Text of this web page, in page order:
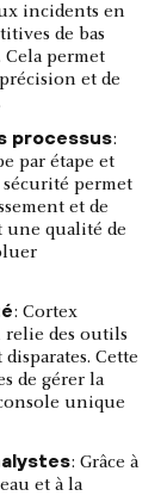
incidents en
de bas
Cela permet
et de
processus:
par étape et
permet
et de
une qualité de
: Cortex
relie des outils
Cette
de gérer la
unique
: Grâce à
et à la